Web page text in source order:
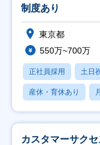
制度あり
東京都
550万~700万
正社員採用 土日
産休・育休あり
カスタマーサク